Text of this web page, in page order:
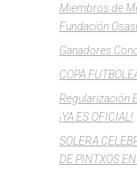
Miembros de
Fundación
Ganadores
COPA
Regularización
¡YA ES OFICIAL!
SOLERA
DE PINTXOS